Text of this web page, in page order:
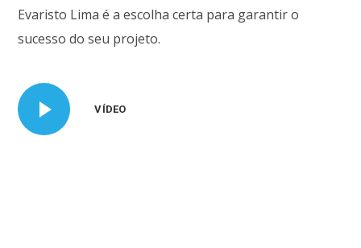
Evaristo Lima é a escolha certa para garantir o
sucesso do seu projeto.
VÍDEO